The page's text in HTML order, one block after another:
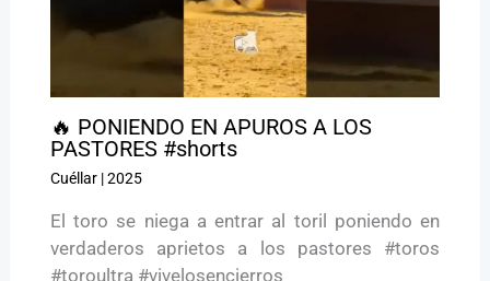
🔥 PONIENDO EN APUROS A LOS
PASTORES #shorts
Cuéllar|2025
El toro se niega a entrar al toril poniendo en
verdaderos aprietos a los pastores #toros
#toroultra #vivelosencierros